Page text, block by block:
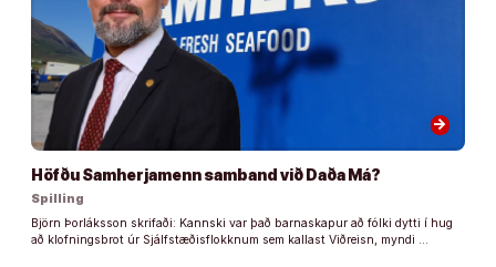
arrow_forward
Höfðu Samherjamenn samband við Daða Má?
Spilling
Björn Þorláksson skrifaði: Kannski var það barnaskapur að fólki dytti í hug
að klofningsbrot úr Sjálfstæðisflokknum sem kallast Viðreisn, myndi …